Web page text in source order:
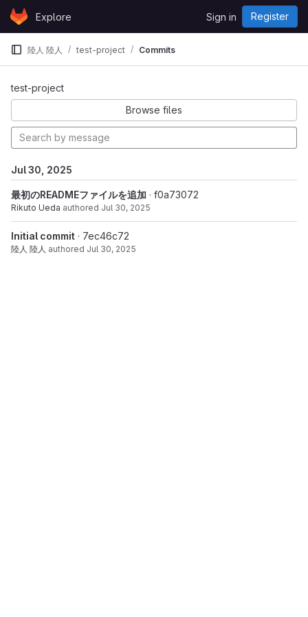
Skip to content
GitLabExplore Sign in Register
陸人 陸人 test-project Commits
Commits · main
test-project
Browse files
Jul 30, 2025
最初のREADMEファイルを追加 · f0a73072
Rikuto Ueda authored Jul 30, 2025
Initial commit · 7ec46c72
陸人 陸人 authored Jul 30, 2025